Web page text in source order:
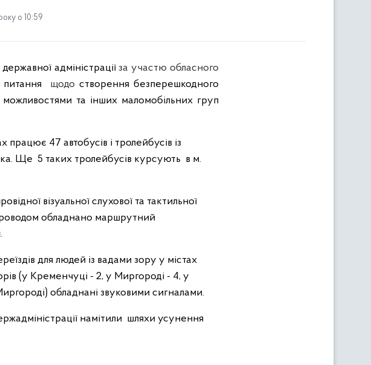
о 10:59
адміністрації за участю обласного
питання щодо створення безперешкодного
та інших маломобільних груп
47 автобусів і тролейбусів із
Ще 5 таких тролейбусів курсують в м.
візуальної слухової та тактильної
обладнано маршрутний
для людей із вадами зору у містах
(у Кременчуці - 2, у Миргороді - 4, у
обладнані звуковими сигналами.
намітили шляхи усунення